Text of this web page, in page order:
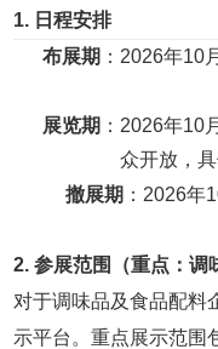
1. 日程安排
布展期 ：2026年10
展览期 ：2026年10
众开放，
撤展期 ：2026年
2. 参展范围（重点：调
对于调味品及食品配料
示平台。重点展示范围